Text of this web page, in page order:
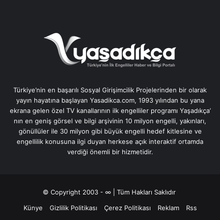
Türkiye’nin en başarılı Sosyal Girişimcilik Projelerinden bir olarak
yayın hayatına başlayan Yasadikca.com, 1993 yılından bu yana
ekrana gelen özel TV kanallarının ilk engelliler programı Yaşadıkça’
nın en geniş görsel ve bilgi arşivinin 10 milyon engelli, yakınları,
gönüllüler ile 30 milyon gibi büyük engelli hedef kitlesine ve
engellilik konusuna ilgi duyan herkese açık interaktif ortamda
verdiği önemli bir hizmetidir.
© Copyright 2003 - ∞ | Tüm Hakları Saklıdır
Künye
Gizlilik Politikası Çerez Politikası Reklam
Rss